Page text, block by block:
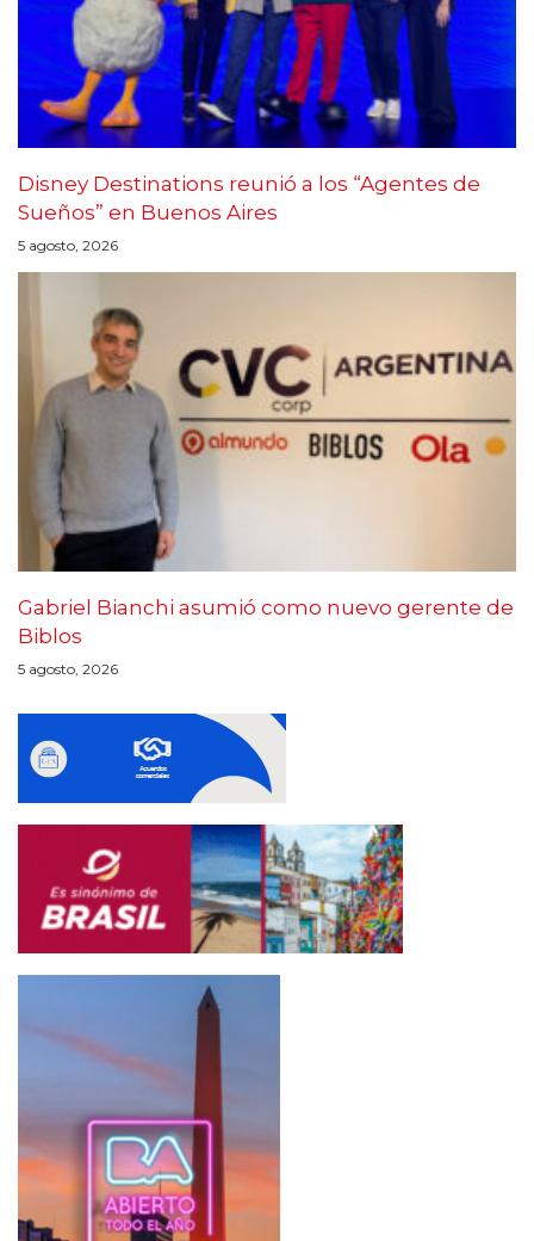
Disney Destinations reunió a los “Agentes de
Sueños” en Buenos Aires
5 agosto, 2026
Gabriel Bianchi asumió como nuevo gerente de
Biblos
5 agosto, 2026